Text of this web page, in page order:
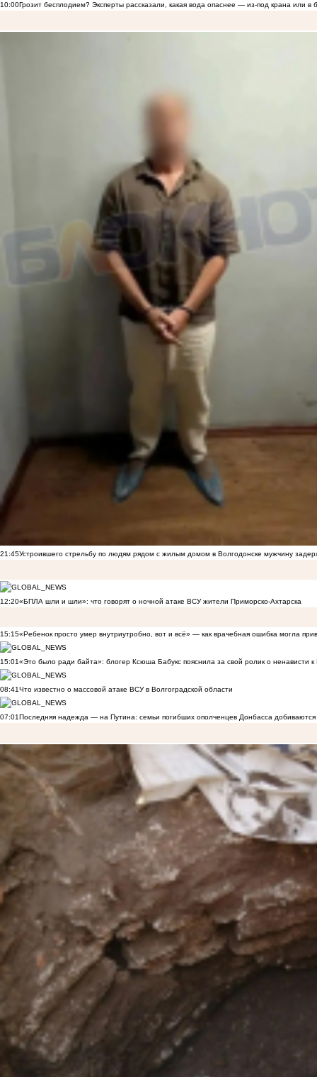
10:00Грозит бесплодием? Эксперты рассказали, какая вода опаснее — из-под крана или в
21:45Устроившего стрельбу по людям рядом с жилым домом в Волгодонске мужчину
12:20«БПЛА шли и шли»: что говорят о ночной атаке ВСУ жители Приморско-Ахтарска
15:15«Ребенок просто умер внутриутробно, вот и всё» — как врачебная ошибка могла
15:01«Это было ради байта»: блогер Ксюша Бабукс пояснила за свой ролик о ненависти
08:41Что известно о массовой атаке ВСУ в Волгоградской области
07:01Последняя надежда — на Путина: семьи погибших ополченцев Донбасса добиваются